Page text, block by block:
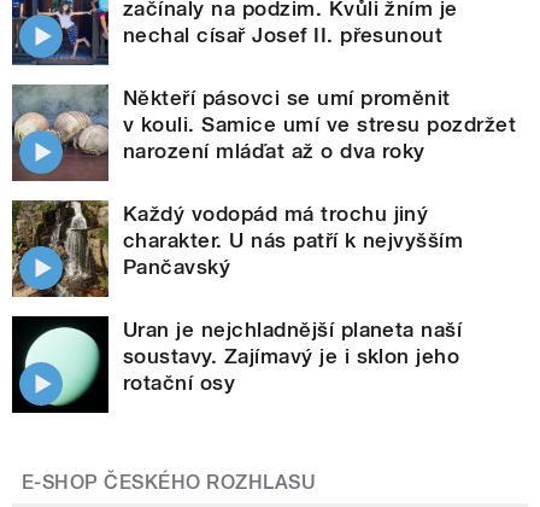
začínaly na podzim. Kvůli žním je
nechal císař Josef II. přesunout
Někteří pásovci se umí proměnit
v kouli. Samice umí ve stresu pozdržet
narození mláďat až o dva roky
Každý vodopád má trochu jiný
charakter. U nás patří k nejvyšším
Pančavský
Uran je nejchladnější planeta naší
soustavy. Zajímavý je i sklon jeho
rotační osy
E-SHOP ČESKÉHO ROZHLASU